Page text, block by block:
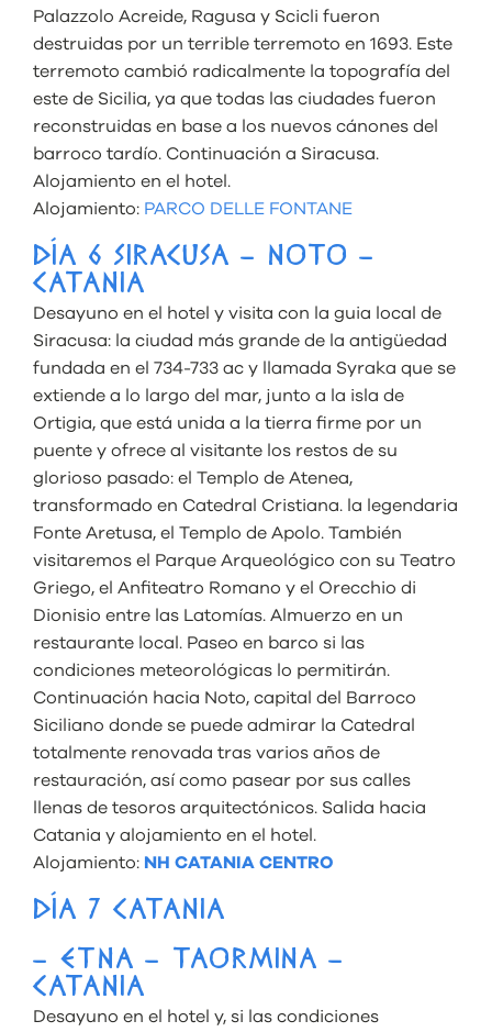
Palazzolo Acreide, Ragusa y Scicli fueron
destruidas por un terrible terremoto en 1693. Este
terremoto cambió radicalmente la topografía del
este de Sicilia, ya que todas las ciudades fueron
reconstruidas en base a los nuevos cánones del
barroco tardío. Continuación a Siracusa.
Alojamiento en el hotel.
Alojamiento: PARCO DELLE FONTANE
DÍA 6 SIRACUSA – NOTO –
CATANIA
Desayuno en el hotel y visita con la guia local de
Siracusa: la ciudad más grande de la antigüedad
fundada en el 734-733 ac y llamada Syraka que se
extiende a lo largo del mar, junto a la isla de
Ortigia, que está unida a la tierra firme por un
puente y ofrece al visitante los restos de su
glorioso pasado: el Templo de Atenea,
transformado en Catedral Cristiana. la legendaria
Fonte Aretusa, el Templo de Apolo. También
visitaremos el Parque Arqueológico con su Teatro
Griego, el Anfiteatro Romano y el Orecchio di
Dionisio entre las Latomías. Almuerzo en un
restaurante local. Paseo en barco si las
condiciones meteorológicas lo permitirán.
Continuación hacia Noto, capital del Barroco
Siciliano donde se puede admirar la Catedral
totalmente renovada tras varios años de
restauración, así como pasear por sus calles
llenas de tesoros arquitectónicos. Salida hacia
Catania y alojamiento en el hotel.
Alojamiento: NH CATANIA CENTRO
DÍA 7 CATANIA
– ETNA – TAORMINA –
CATANIA
Desayuno en el hotel y, si las condiciones